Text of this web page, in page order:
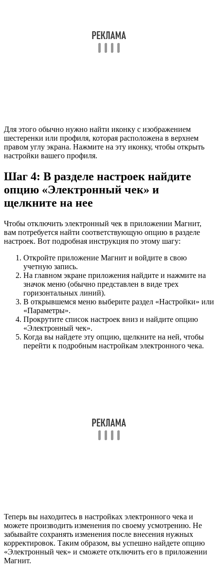
Для этого обычно нужно найти иконку с изображением
шестеренки или профиля, которая расположена в верхнем
правом углу экрана. Нажмите на эту иконку, чтобы открыть
настройки вашего профиля.
Шаг 4: В разделе настроек найдите
опцию «Электронный чек» и
щелкните на нее
Чтобы отключить электронный чек в приложении Магнит,
вам потребуется найти соответствующую опцию в разделе
настроек. Вот подробная инструкция по этому шагу:
Откройте приложение Магнит и войдите в свою
учетную запись.
На главном экране приложения найдите и нажмите на
значок меню (обычно представлен в виде трех
горизонтальных линий).
В открывшемся меню выберите раздел «Настройки» или
«Параметры».
Прокрутите список настроек вниз и найдите опцию
«Электронный чек».
Когда вы найдете эту опцию, щелкните на ней, чтобы
перейти к подробным настройкам электронного чека.
Теперь вы находитесь в настройках электронного чека и
можете производить изменения по своему усмотрению. Не
забывайте сохранять изменения после внесения нужных
корректировок. Таким образом, вы успешно найдете опцию
«Электронный чек» и сможете отключить его в приложении
Магнит.